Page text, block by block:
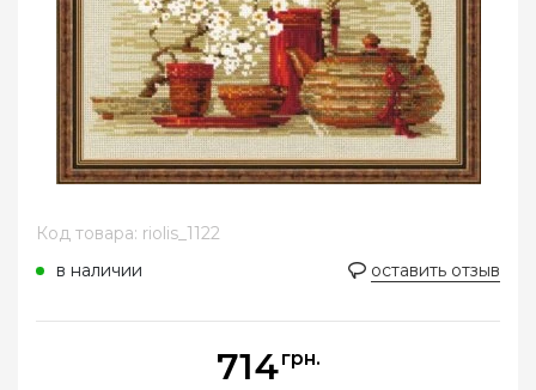
Код товара: riolis_1122
в наличии
оставить отзыв
714грн.